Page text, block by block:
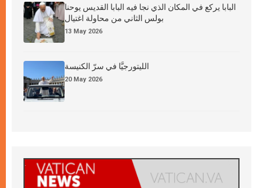
البابا يركع في المكان الذي نجا فيه البابا القديس يوحنا
بولس الثاني من محاولة اغتيال
13 May 2026
الليتورجيَّا في سرّ الكنيسة
20 May 2026